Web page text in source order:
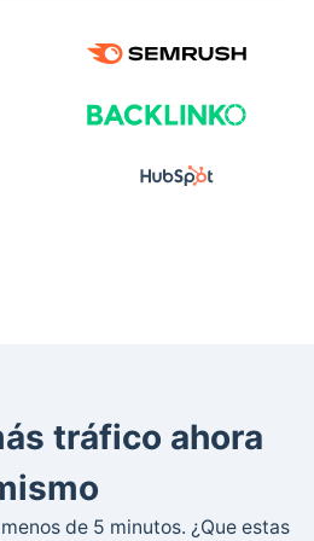
tráfico ahora
de 5 minutos. ¿Que estas